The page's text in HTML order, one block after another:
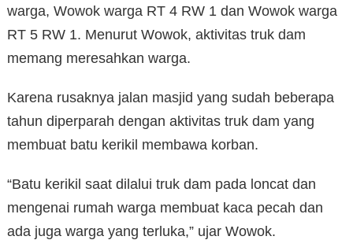
warga, Wowok warga RT 4 RW 1 dan Wowok warga
RT 5 RW 1. Menurut Wowok, aktivitas truk dam
memang meresahkan warga.
Karena rusaknya jalan masjid yang sudah beberapa
tahun diperparah dengan aktivitas truk dam yang
membuat batu kerikil membawa korban.
“Batu kerikil saat dilalui truk dam pada loncat dan
mengenai rumah warga membuat kaca pecah dan
ada juga warga yang terluka,” ujar Wowok.